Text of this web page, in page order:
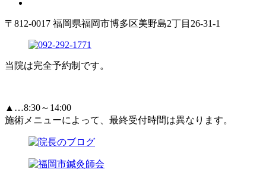
〒812-0017 福岡県福岡市博多区美野島2丁目26-31-1
当院は完全予約制です。
▲…8:30～14:00
施術メニューによって、最終受付時間は異なります。